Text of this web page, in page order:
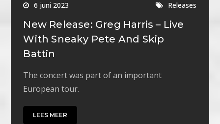
6 juni 2023 Releases
New Release: Greg Harris – Live
With Sneaky Pete And Skip
Battin
The concert was part of an important
European tour.
LEES MEER